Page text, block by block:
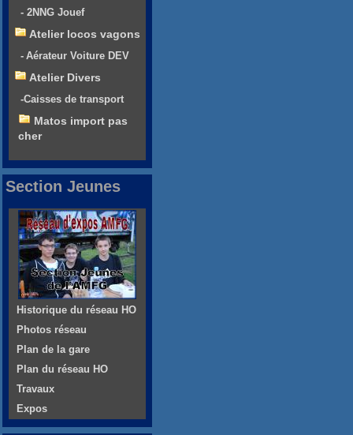
- 2NNG Jouef
Atelier locos vagons
- Aérateur Voiture DEV
Atelier Divers
-Caisses de transport
Matos import pas
cher
Section Jeunes
Historique du réseau HO
Photos réseau
Plan de la gare
Plan du réseau HO
Travaux
Expos